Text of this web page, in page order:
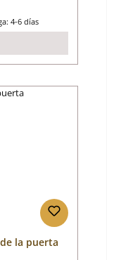
4-6 días
la puerta